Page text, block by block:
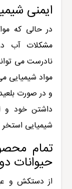
ایمنی
در حالی که
مشکلات آب
نادرست می
مواد شیمیایی
و در صورت
داشتن خود و
شیمیایی استخر
تمام
حیوانات
از دستکش و